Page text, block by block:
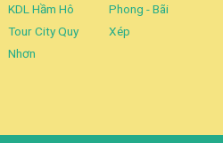
KDL Hầm Hô
Tour City Quy
Nhơn
Phong - Bãi
Xép